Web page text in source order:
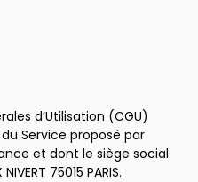
d’Utilisation (CGU)
Service proposé par
et dont le siège social
75015 PARIS.